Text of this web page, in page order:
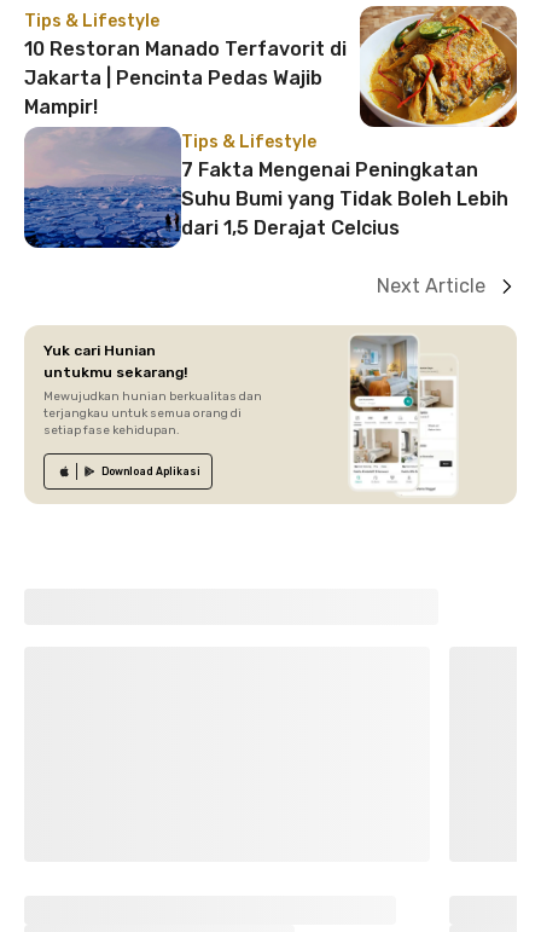
Tips & Lifestyle
10 Restoran Manado Terfavorit di
Jakarta | Pencinta Pedas Wajib
Mampir!
Tips & Lifestyle
7 Fakta Mengenai Peningkatan
Suhu Bumi yang Tidak Boleh Lebih
dari 1,5 Derajat Celcius
Next Article
Yuk cari Hunian
untukmu sekarang!
Mewujudkan hunian berkualitas dan
terjangkau untuk semua orang di
setiap fase kehidupan.
Download Aplikasi